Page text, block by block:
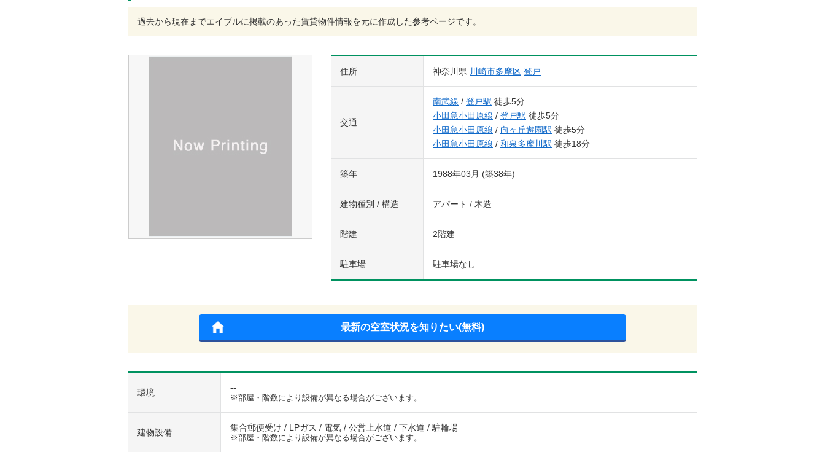
過去から現在までエイブルに掲載のあった賃貸物件情報を元に作成した参考ページです。
住所 神奈川県 川崎市多摩区 登戸
交通
南武線 / 登戸駅 徒歩5分
小田急小田原線 / 登戸駅 徒歩5分
小田急小田原線 / 向ヶ丘遊園駅 徒歩5分
小田急小田原線 / 和泉多摩川駅 徒歩18分
築年 1988年03月 (築38年)
建物種別 / 構造 アパート / 木造
階建 2階建
駐車場 駐車場なし
最新の空室状況を知りたい(無料)
環境 --
※部屋・階数により設備が異なる場合がございます。
建物設備 集合郵便受け / LPガス / 電気 / 公営上水道 / 下水道 / 駐輪場
※部屋・階数により設備が異なる場合がございます。